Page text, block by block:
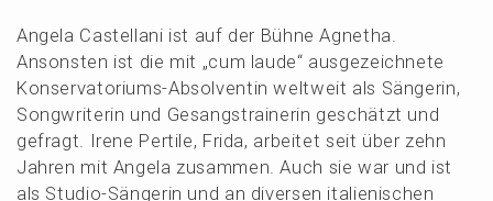
Angela Castel­la­ni ist auf der Bühne Agnetha.
Ansons­ten ist die mit „cum laude“ ausge­zeich­ne­te
Konser­va­to­ri­ums-Absol­ven­tin weltweit als Sänge­rin,
Songwri­te­rin und Gesangs­trai­ne­rin geschätzt und
gefragt. Irene Perti­le, Frida, arbei­tet seit über zehn
Jahren mit Angela zusam­men. Auch sie war und ist
als Studio-Sänge­rin und an diver­sen italie­ni­schen